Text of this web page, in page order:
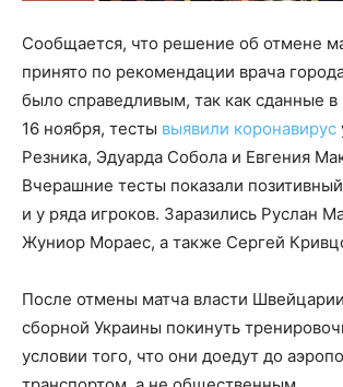
Сообщается, что решение об отмене
принято по рекомендации врача
было справедливым, так как сданные в
16 ноября, тесты выявили коронавирус
Резника, Эдуарда Собола и Евгения
Вчерашние тесты показали
и у ряда игроков. Заразились Руслан
Жуниор Мораес, а также Сергей
После отмены матча власти
сборной Украины покинуть
условии того, что они доедут до